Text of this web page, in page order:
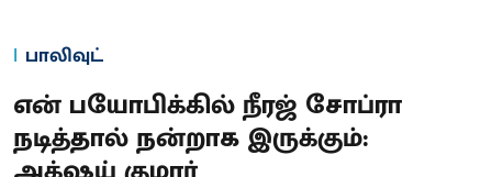
பாலிவுட்
என் பயோபிக்கில் நீரஜ் சோப்ரா
நடித்தால் நன்றாக இருக்கும்: